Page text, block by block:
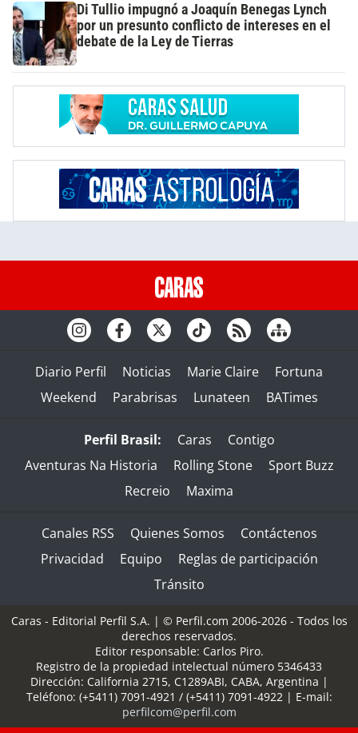
Di Tullio impugnó a Joaquín Benegas Lynch
por un presunto conflicto de intereses en el
debate de la Ley de Tierras
Diario Perfil Noticias Marie Claire
Fortuna
Weekend
Parabrisas Lunateen BATimes
Perfil Brasil: Caras
Contigo
Aventuras Na Historia
Rolling Stone
Sport Buzz
Recreio
Maxima
Canales RSS Quienes Somos
Contáctenos
Privacidad
Equipo
Reglas de participación
Tránsito
Caras - Editorial Perfil S.A. | © Perfil.com 2006-2026 - Todos los
derechos reservados.
Editor responsable: Carlos Piro.
Registro de la propiedad intelectual número 5346433
Dirección: California 2715, C1289ABI, CABA, Argentina |
Teléfono: (+5411) 7091-4921 / (+5411) 7091-4922| E-mail:
perfilcom@perfil.com